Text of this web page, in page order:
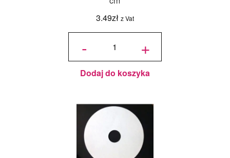
3.49zł z Vat
-
ilość
okrągły
z
otworem
Biały ø
9 cm, h
+
Dodaj do koszyka